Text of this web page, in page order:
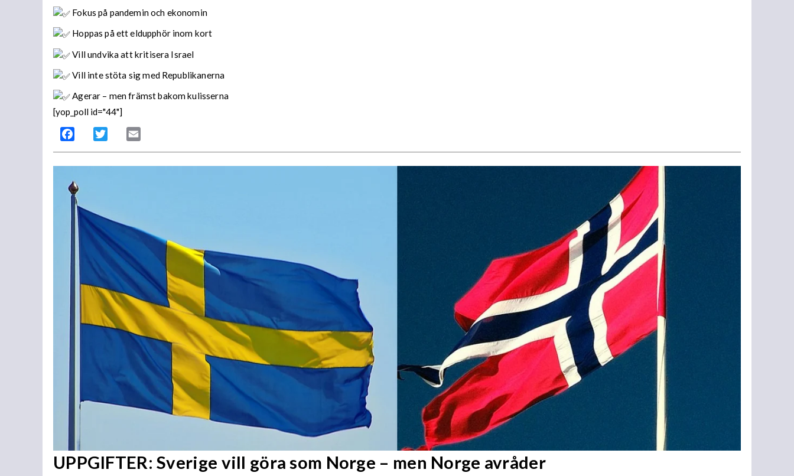
Fokus på pandemin och ekonomin
Hoppas på ett eldupphör inom kort
Vill undvika att kritisera Israel
Vill inte stöta sig med Republikanerna
Agerar – men främst bakom kulisserna
[yop_poll id="44"]
Facebook Twitter
UPPGIFTER: Sverige vill göra som Norge – men Norge avråder